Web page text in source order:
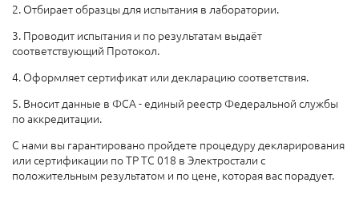
2. Отбирает образцы для испытания в лаборатории.
3. Проводит испытания и по результатам выдаёт
соответствующий Протокол.
4. Оформляет сертификат или декларацию соответствия.
5. Вносит данные в ФСА - единый реестр Федеральной службы
по аккредитации.
С нами вы гарантировано пройдете процедуру декларирования
или сертификации по ТР ТС 018 в Электростали с
положительным результатом и по цене, которая вас порадует.